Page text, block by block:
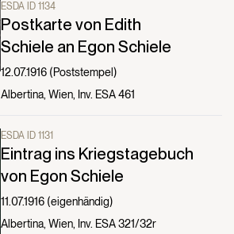
ESDA ID 1134
Postkarte von Edith
Schiele an Egon Schiele
12.07.1916 (Poststempel)
Albertina, Wien, Inv. ESA 461
ESDA ID 1131
Eintrag ins Kriegstagebuch
von Egon Schiele
11.07.1916 (eigenhändig)
Albertina, Wien, Inv. ESA 321/32r